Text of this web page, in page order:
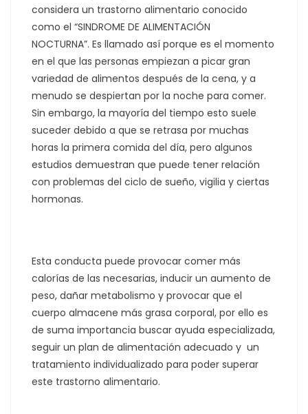
considera un trastorno alimentario conocido
como el “SINDROME DE ALIMENTACIÓN
NOCTURNA”. Es llamado así porque es el momento
en el que las personas empiezan a picar gran
variedad de alimentos después de la cena, y a
menudo se despiertan por la noche para comer.
Sin embargo, la mayoría del tiempo esto suele
suceder debido a que se retrasa por muchas
horas la primera comida del día, pero algunos
estudios demuestran que puede tener relación
con problemas del ciclo de sueño, vigilia y ciertas
hormonas.
Esta conducta puede provocar comer más
calorías de las necesarias, inducir un aumento de
peso, dañar metabolismo y provocar que el
cuerpo almacene más grasa corporal, por ello es
de suma importancia buscar ayuda especializada,
seguir un plan de alimentación adecuado y un
tratamiento individualizado para poder superar
este trastorno alimentario.